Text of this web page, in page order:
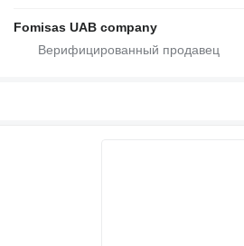
Fomisas UAB company